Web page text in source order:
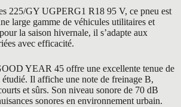
225/GY UGPERG1 R18 95 V, ce pneu est
large gamme de véhicules utilitaires et
la saison hivernale, il s’adapte aux
avec efficacité.
YEAR 45 offre une excellente tenue de
Il affiche une note de freinage B,
et sûrs. Son niveau sonore de 70 dB
sonores en environnement urbain.